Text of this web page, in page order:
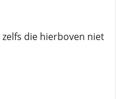
die hierboven niet